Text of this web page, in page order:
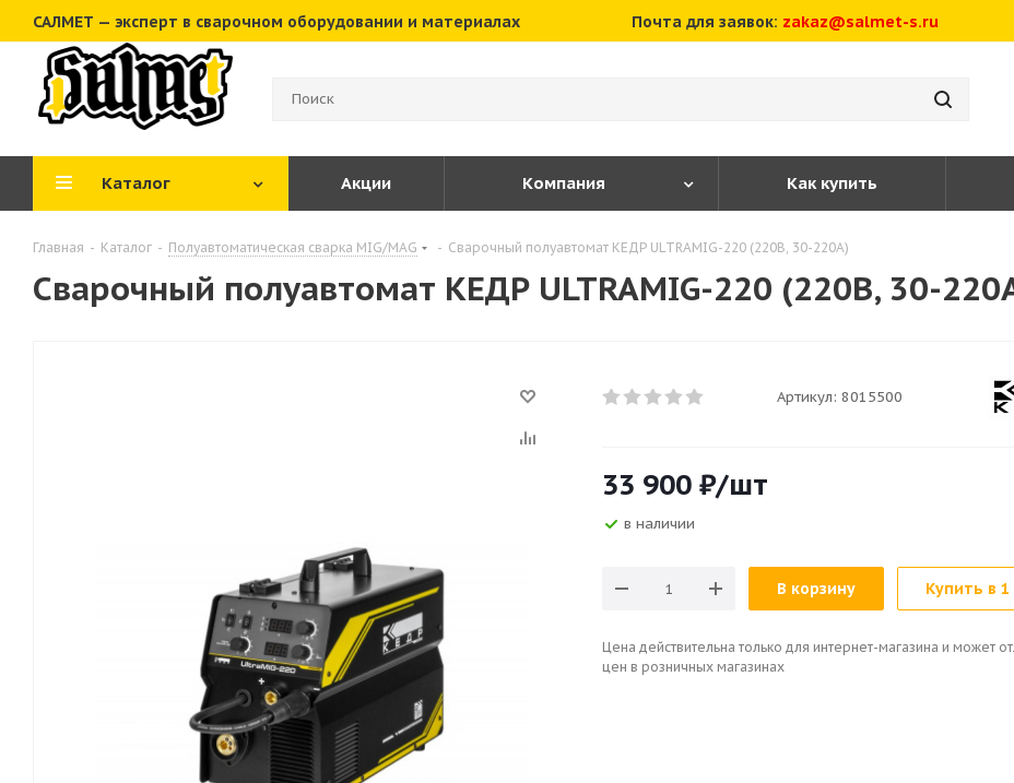
САЛМЕТ — эксперт в сварочном оборудовании и материалах Почта для заявок: zakaz@salmet-s.ru
Каталог Акции Компания Как купить
Главная - Каталог - Полуавтоматическая сварка MIG/MAG - Сварочный полуавтомат КЕДР ULTRAMIG-220 (220В, 30-220А)
Сварочный полуавтомат КЕДР ULTRAMIG-220 (220В, 30-
Артикул: 8015500
33 900 ₽/шт
в наличии
В корзину Купить в 1
Цена действительна только для интернет-магазина и может
цен в розничных магазинах